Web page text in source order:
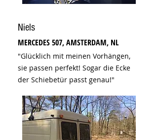
Niels
MERCEDES 507, AMSTERDAM, NL
"Glücklich mit meinen Vorhängen,
sie passen perfekt! Sogar die Ecke
der Schiebetür passt genau!"